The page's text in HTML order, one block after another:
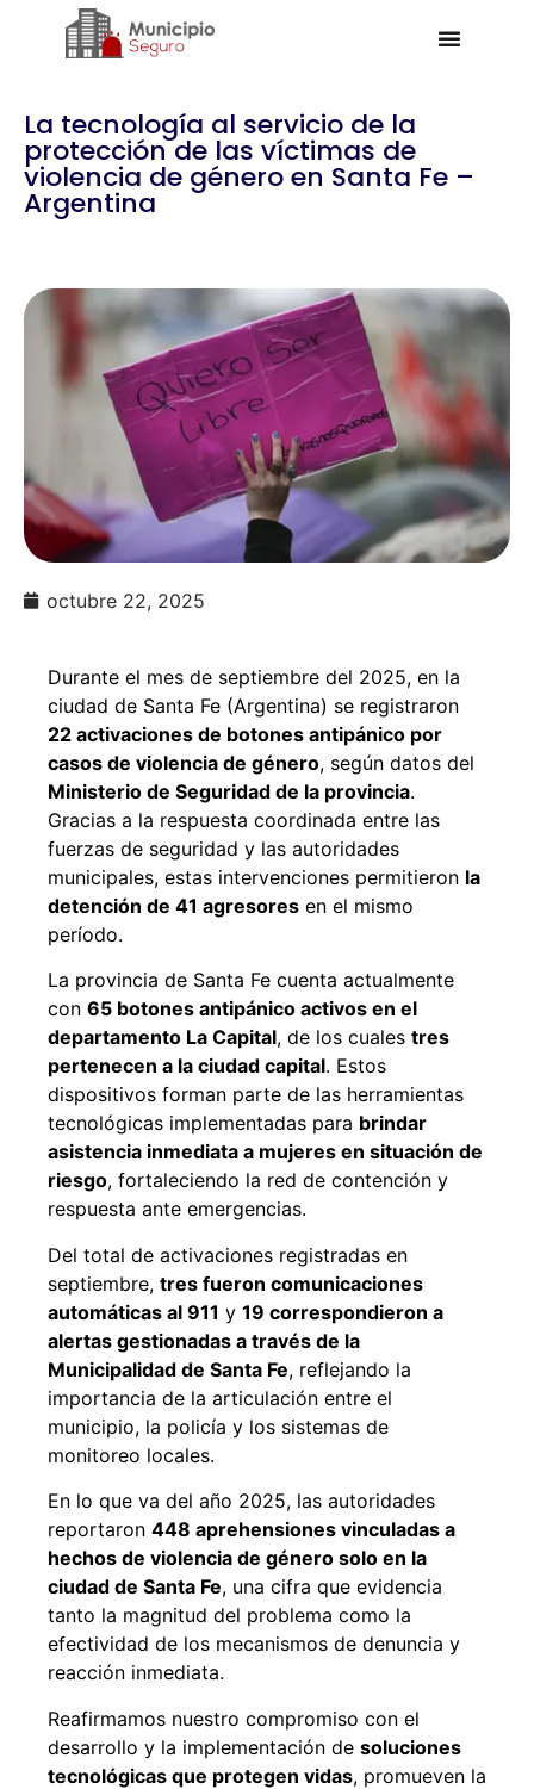
La tecnología al servicio de la
protección de las víctimas de
violencia de género en Santa Fe –
Argentina
octubre 22, 2025
Durante el mes de septiembre del 2025, en la
ciudad de Santa Fe (Argentina) se registraron
22 activaciones de botones antipánico por
casos de violencia de género, según datos del
Ministerio de Seguridad de la provincia.
Gracias a la respuesta coordinada entre las
fuerzas de seguridad y las autoridades
municipales, estas intervenciones permitieron la
detención de 41 agresores en el mismo
período.
La provincia de Santa Fe cuenta actualmente
con 65 botones antipánico activos en el
departamento La Capital, de los cuales tres
pertenecen a la ciudad capital. Estos
dispositivos forman parte de las herramientas
tecnológicas implementadas para brindar
asistencia inmediata a mujeres en situación de
riesgo, fortaleciendo la red de contención y
respuesta ante emergencias.
Del total de activaciones registradas en
septiembre, tres fueron comunicaciones
automáticas al 911 y 19 correspondieron a
alertas gestionadas a través de la
Municipalidad de Santa Fe, reflejando la
importancia de la articulación entre el
municipio, la policía y los sistemas de
monitoreo locales.
En lo que va del año 2025, las autoridades
reportaron 448 aprehensiones vinculadas a
hechos de violencia de género solo en la
ciudad de Santa Fe, una cifra que evidencia
tanto la magnitud del problema como la
efectividad de los mecanismos de denuncia y
reacción inmediata.
Reafirmamos nuestro compromiso con el
desarrollo y la implementación de soluciones
tecnológicas que protegen vidas, promueven la